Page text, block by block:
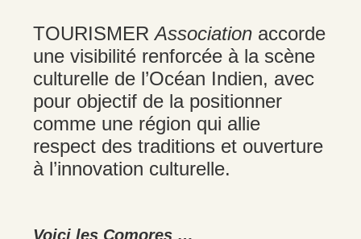
TOURISMERAssociationaccorde
une visibilité renforcée à la scène
culturelle de l’Océan Indien, avec
pour objectif de la positionner
comme une région qui allie
respect des traditions et ouverture
à l’innovation culturelle.
Voici les Comores …